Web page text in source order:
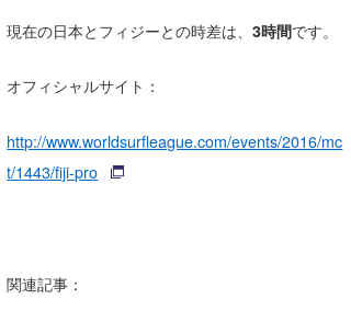
現在の日本とフィジーとの時差は、3時間です。
オフィシャルサイト：
http://www.worldsurfleague.com/events/2016/mc
t/1443/fiji-pro
関連記事：